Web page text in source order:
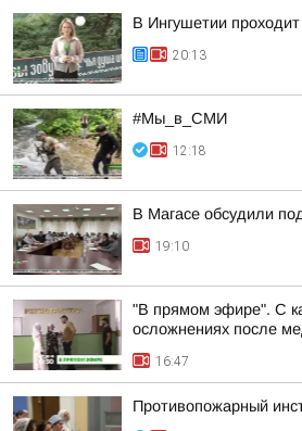
В Ингушетии
20:13
#Мы_в_СМИ
12:18
В Магасе обсудили
19:10
"В прямом эфире". С
осложнениях после
16:47
Противопожарный